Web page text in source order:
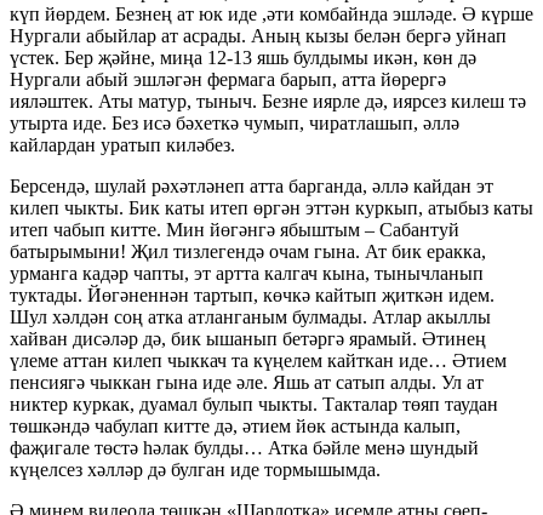
күп йөрдем. Безнең ат юк иде ,әти комбайнда эшләде. Ә күрше
Нургали абыйлар ат асрады. Аның кызы белән бергә уйнап
үстек. Бер җәйне, миңа 12-13 яшь булдымы икән, көн дә
Нургали абый эшләгән фермага барып, атта йөрергә
ияләштек. Аты матур, тыныч. Безне иярле дә, иярсез килеш тә
утырта иде. Без исә бәхеткә чумып, чиратлашып, әллә
кайлардан уратып киләбез.
Берсендә, шулай рәхәтләнеп атта барганда, әллә кайдан эт
килеп чыкты. Бик каты итеп өргән эттән куркып, атыбыз каты
итеп чабып китте. Мин йөгәнгә ябыштым – Сабантуй
батырымыни! Җил тизлегендә очам гына. Ат бик еракка,
урманга кадәр чапты, эт артта калгач кына, тынычланып
туктады. Йөгәненнән тартып, көчкә кайтып җиткән идем.
Шул хәлдән соң атка атланганым булмады. Атлар акыллы
хайван дисәләр дә, бик ышанып бетәргә ярамый. Әтинең
үлеме аттан килеп чыккач та күңелем кайткан иде… Әтием
пенсиягә чыккан гына иде әле. Яшь ат сатып алды. Ул ат
никтер куркак, дуамал булып чыкты. Такталар төяп таудан
төшкәндә чабулап китте дә, әтием йөк астында калып,
фаҗигале төстә һәлак булды… Атка бәйле менә шундый
күңелсез хәлләр дә булган иде тормышымда.
Ә минем видеода төшкән «Шарлотка» исемле атны сөеп-